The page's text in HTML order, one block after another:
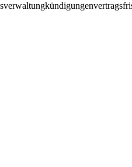
kündigungen